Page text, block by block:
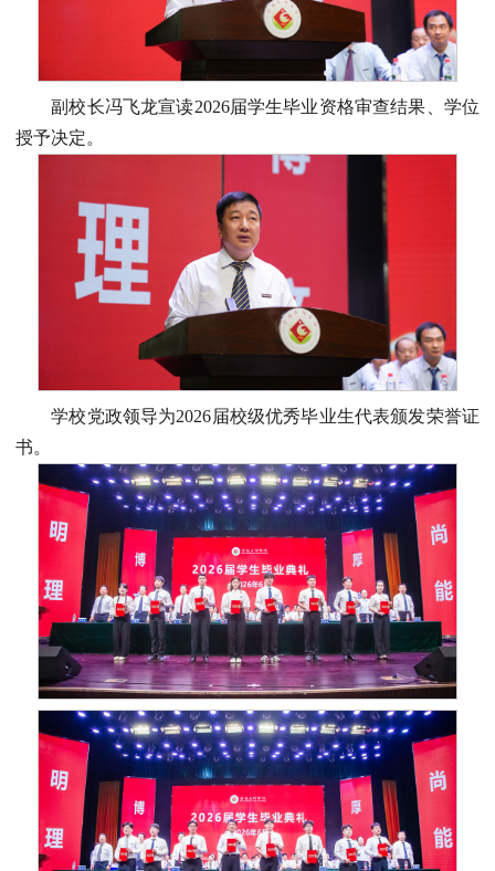
副校长冯飞龙宣读2026届学生毕业资格审查结果、学位
授予决定。
学校党政领导为2026届校级优秀毕业生代表颁发荣誉证
书。